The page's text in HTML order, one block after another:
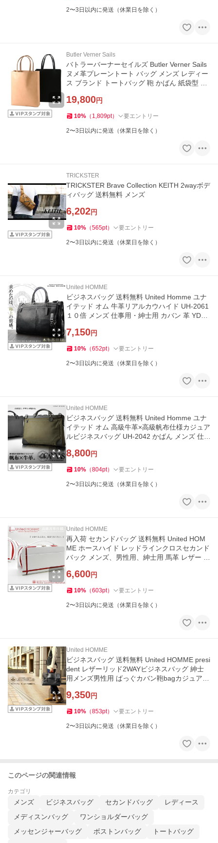
2〜3日以内に発送（休業日を除く）
Butler Verner Sails
バトラーバーナーセイルズ Butler Verner Sails
ヌメ革プレーントート バッグ メンズ レディー
ス ブランド トートバッグ 鞄 かばん 紙袋型 無
19,800円
10% （ 1,809pt） 要エントリー
2〜3日以内に発送（休業日を除く）
TRICKSTER
TRICKSTER Brave Collection KEITH 2wayボデ
ィバッグ 送料無料 メンズ
6,202円
10% （565pt） 要エントリー
2〜3日以内に発送（休業日を除く）
United HOMME
ビジネスバッグ 送料無料 United Homme ユナ
イテッド オム 牛革リアルカウハイド UH-2061
１０倍 メンズ 仕事用・紳士用 カバン 革 YDK
7,150円
10% （652pt） 要エントリー
2〜3日以内に発送（休業日を除く）
United HOMME
ビジネスバッグ 送料無料 United Homme ユナ
イテッド オム 高級牛革×高級帆布仕様カジュア
ルビジネスバッグ UH-2042 かばん メンズ 仕
8,800円
10% （804pt） 要エントリー
2〜3日以内に発送（休業日を除く）
United HOMME
再入荷 セカンドバッグ 送料無料 United HOM
ME ホースハイド レッドラインクロスセカンド
バック メンズ、男性用、紳士用 馬革 レザー ユ
6,600円
10% （603pt） 要エントリー
2〜3日以内に発送（休業日を除く）
United HOMME
ビジネスバッグ 送料無料 United HOMME presi
dent レザーリッド2WAYビジネスバッグ 紳士
用メンズ男性用 ばっぐカバン鞄bagカジュアル
9,350円
10% （853pt） 要エントリー
2〜3日以内に発送（休業日を除く）
このページの関連情報
カテゴリ
メンズ ビジネスバッグ セカンドバッグ
レディース
メディスンバッグ
ワンショルダーバッグ
メッセンジャーバッグ
ボストンバッグ
トートバッグ